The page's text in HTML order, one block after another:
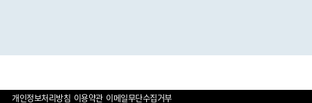
개인정보처리방침 이용약관 이메일무단수집거부